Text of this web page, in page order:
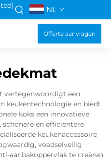
NL
Offerte aanvragen
vertegenwoordigt een
keukentechnologie en biedt
koks een innovatieve
en efficiëntere
keukenaccessoire
voedselveilig
aanbakoppervlak te creëren